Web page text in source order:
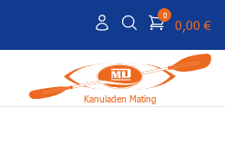
0
0,00 €
Kanuladen Mating